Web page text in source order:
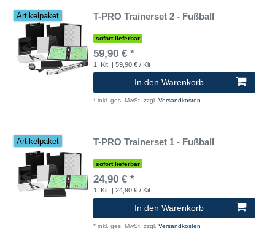
Artikelpaket T-PRO Trainerset 2 - Fußball
sofort lieferbar
59,90 € *
1 Kit | 59,90 € / Kit
In den Warenkorb
* inkl. ges. MwSt. zzgl. Versandkosten
Artikelpaket T-PRO Trainerset 1 - Fußball
sofort lieferbar
24,90 € *
1 Kit | 24,90 € / Kit
In den Warenkorb
* inkl. ges. MwSt. zzgl. Versandkosten